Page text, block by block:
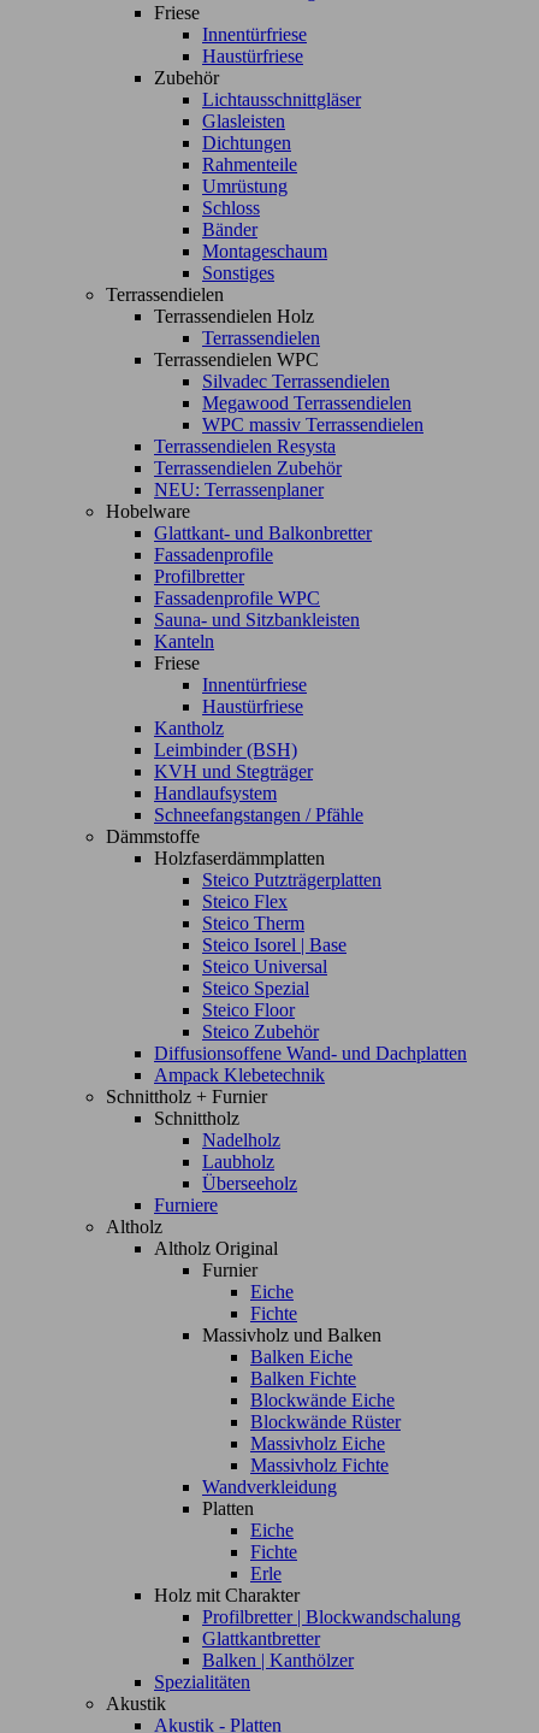
Friese
Innentürfriese
Haustürfriese
Zubehör
Lichtausschnittgläser
Glasleisten
Dichtungen
Rahmenteile
Umrüstung
Schloss
Bänder
Montageschaum
Sonstiges
Terrassendielen
Terrassendielen Holz
Terrassendielen
Terrassendielen WPC
Silvadec Terrassendielen
Megawood Terrassendielen
WPC massiv Terrassendielen
Terrassendielen Resysta
Terrassendielen Zubehör
NEU: Terrassenplaner
Hobelware
Glattkant- und Balkonbretter
Fassadenprofile
Profilbretter
Fassadenprofile WPC
Sauna- und Sitzbankleisten
Kanteln
Friese
Innentürfriese
Haustürfriese
Kantholz
Leimbinder (BSH)
KVH und Stegträger
Handlaufsystem
Schneefangstangen / Pfähle
Dämmstoffe
Holzfaserdämmplatten
Steico Putzträgerplatten
Steico Flex
Steico Therm
Steico Isorel | Base
Steico Universal
Steico Spezial
Steico Floor
Steico Zubehör
Diffusionsoffene Wand- und Dachplatten
Ampack Klebetechnik
Schnittholz + Furnier
Schnittholz
Nadelholz
Laubholz
Überseeholz
Furniere
Altholz
Altholz Original
Furnier
Eiche
Fichte
Massivholz und Balken
Balken Eiche
Balken Fichte
Blockwände Eiche
Blockwände Rüster
Massivholz Eiche
Massivholz Fichte
Wandverkleidung
Platten
Eiche
Fichte
Erle
Holz mit Charakter
Profilbretter | Blockwandschalung
Glattkantbretter
Balken | Kanthölzer
Spezialitäten
Akustik
Akustik - Platten